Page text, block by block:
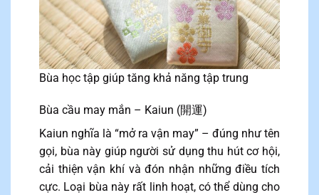
Bùa học tập giúp tăng khả năng tập trung
Bùa cầu may mắn – Kaiun (開運)
Kaiun nghĩa là “mở ra vận may” – đúng như tên
gọi, bùa này giúp người sử dụng thu hút cơ hội,
cải thiện vận khí và đón nhận những điều tích
cực. Loại bùa này rất linh hoạt, có thể dùng cho